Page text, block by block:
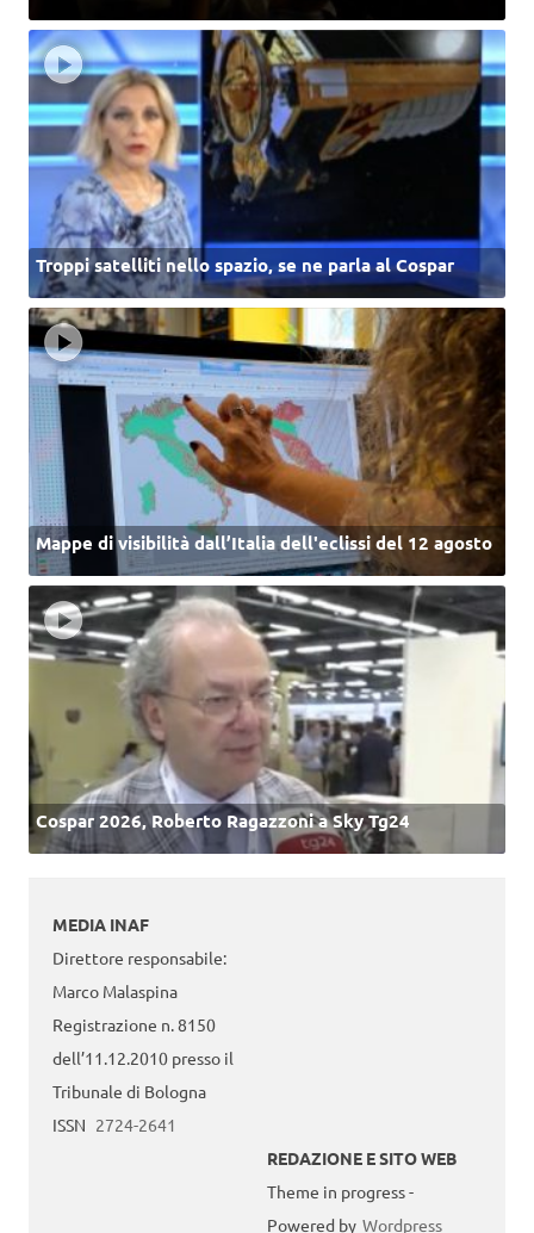
Troppi satelliti nello spazio, se ne parla al Cospar
Mappe di visibilità dall’Italia dell'eclissi del 12 agosto
Cospar 2026, Roberto Ragazzoni a Sky Tg24
MEDIA INAF
Direttore responsabile:
Marco Malaspina
Registrazione n. 8150
dell’11.12.2010 presso il
Tribunale di Bologna
ISSN 2724-2641
REDAZIONE E SITO WEB
Theme in progress -
Powered by Wordpress